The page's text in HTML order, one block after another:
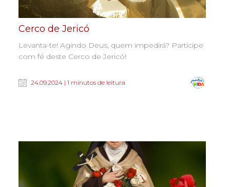
Cerco de Jericó
Levanta-te! Agindo Deus, quem impedirá? Participe
com fé deste Cerco de Jericó!
24.09.2024 | 1 minutos de leitura